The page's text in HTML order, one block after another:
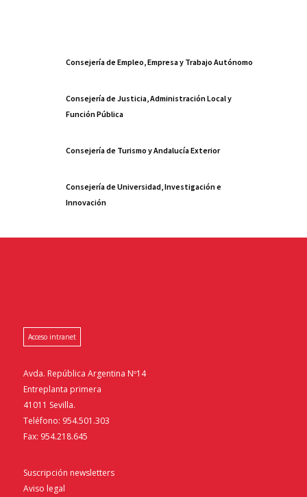
Consejería de Empleo, Empresa y Trabajo Autónomo
Consejería de Justicia, Administración Local y
Función Pública
Consejería de Turismo y Andalucía Exterior
Consejería de Universidad, Investigación e
Innovación
Acceso intranet
Avda. República Argentina Nº14
Entreplanta primera
41011 Sevilla.
Teléfono: 954.501.303
Fax: 954.218.645
Suscripción newsletters
Aviso legal